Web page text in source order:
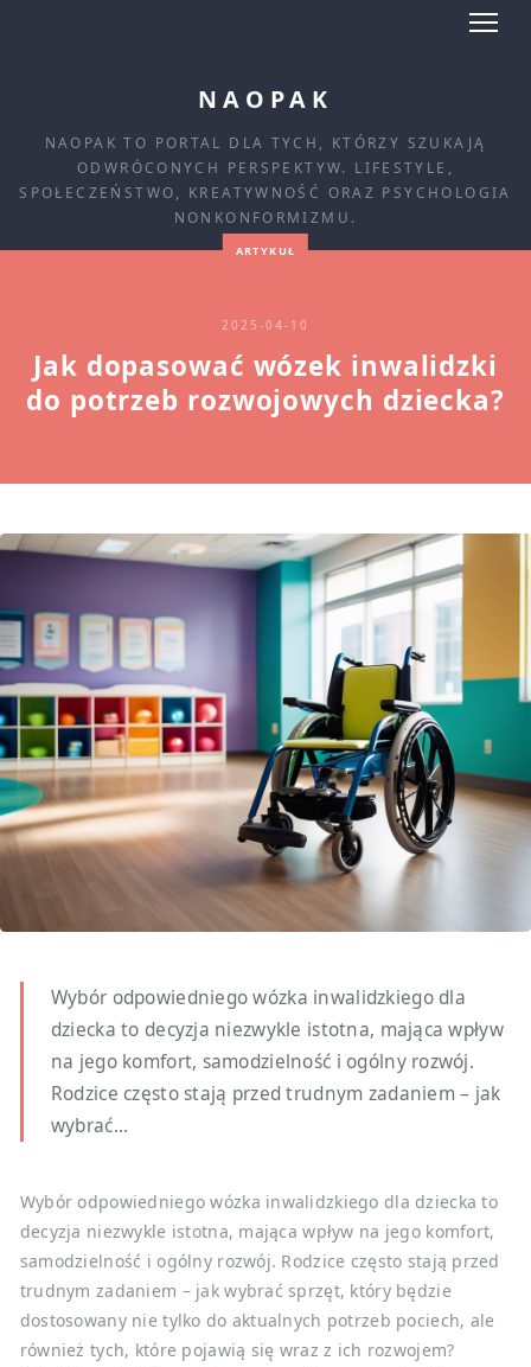
NAOPAK
NAOPAK TO PORTAL DLA TYCH, KTÓRZY SZUKAJĄ
ODWRÓCONYCH PERSPEKTYW. LIFESTYLE,
SPOŁECZEŃSTWO, KREATYWNOŚĆ ORAZ PSYCHOLOGIA
NONKONFORMIZMU.
ARTYKUŁ
2025-04-10
Jak dopasować wózek inwalidzki
do potrzeb rozwojowych dziecka?
Wybór odpowiedniego wózka inwalidzkiego dla
dziecka to decyzja niezwykle istotna, mająca wpływ
na jego komfort, samodzielność i ogólny rozwój.
Rodzice często stają przed trudnym zadaniem – jak
wybrać...
Wybór odpowiedniego wózka inwalidzkiego dla dziecka to
decyzja niezwykle istotna, mająca wpływ na jego komfort,
samodzielność i ogólny rozwój. Rodzice często stają przed
trudnym zadaniem – jak wybrać sprzęt, który będzie
dostosowany nie tylko do aktualnych potrzeb pociech, ale
również tych, które pojawią się wraz z ich rozwojem?